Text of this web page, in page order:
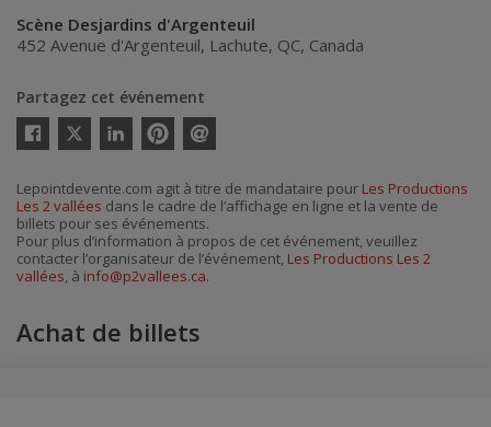
Scène Desjardins d'Argenteuil
452 Avenue d'Argenteuil, Lachute, QC, Canada
Partagez cet événement
Twitter
courriel
Lepointdevente.com agit à titre de mandataire pour Les Productions
Les 2 vallées dans le cadre de l’affichage en ligne et la vente de
billets pour ses événements.
Pour plus d’information à propos de cet événement, veuillez
contacter l’organisateur de l’événement, Les Productions Les 2
vallées, à info@p2vallees.ca.
Achat de billets